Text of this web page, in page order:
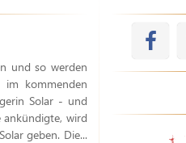
und so werden
im kommenden
Solar - und
ankündigte, wird
geben. Die...